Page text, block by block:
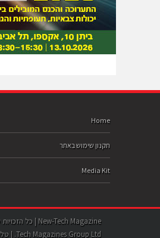
Home
תקנון שימוש באתר
Media Kit